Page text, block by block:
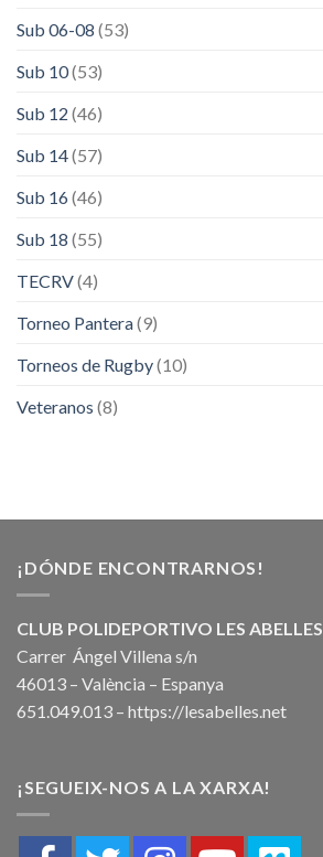
Sub 06-08 (53)
Sub 10(53)
Sub 12 (46)
Sub 14(57)
Sub 16(46)
Sub 18 (55)
TECRV(4)
Torneo Pantera(9)
Torneos de Rugby(10)
Veteranos (8)
¡DÓNDE ENCONTRARNOS!
CLUB POLIDEPORTIVO LES ABELLES
Carrer Ángel Villena s/n
46013 – València – Espanya
651.049.013 – https://lesabelles.net
¡SEGUEIX-NOS A LA XARXA!